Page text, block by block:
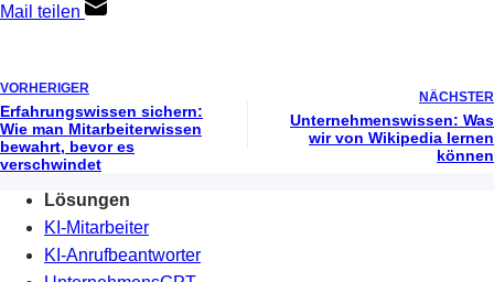
Mail teilen
VORHERIGER
Erfahrungswissen sichern:
Wie man Mitarbeiterwissen
bewahrt, bevor es
verschwindet
NÄCHSTER
Unternehmenswissen: Was
wir von Wikipedia lernen
können
Lösungen
KI-Mitarbeiter
KI-Anrufbeantworter